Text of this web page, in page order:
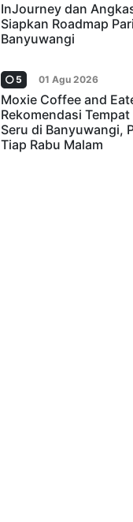
InJourney dan
Siapkan Roadmap
Banyuwangi
5 01 Agu 2026
Moxie Coffee and
Rekomendasi
Seru di Banyuwangi,
Tiap Rabu Malam